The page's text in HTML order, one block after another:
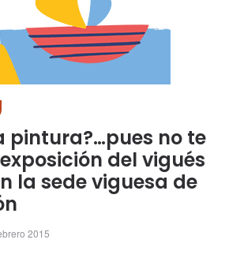
pintura?…pues no te
del vigués
la sede viguesa de
2015